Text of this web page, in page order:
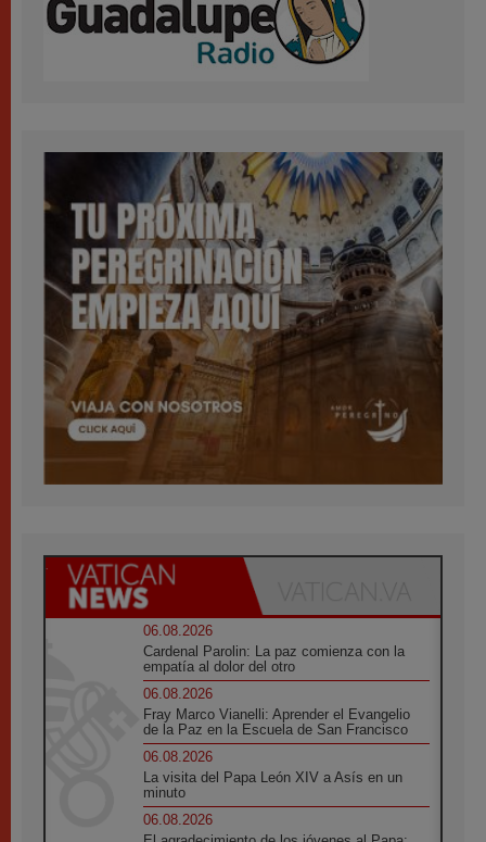
06.08.2026
Cardenal Parolin: La paz comienza con la
empatía al dolor del otro
06.08.2026
Fray Marco Vianelli: Aprender el Evangelio
de la Paz en la Escuela de San Francisco
06.08.2026
La visita del Papa León XIV a Asís en un
minuto
06.08.2026